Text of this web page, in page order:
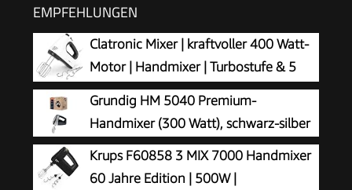
EMPFEHLUNGEN
Clatronic Mixer | kraftvoller 400 Watt-
Motor | Handmixer | Turbostufe & 5
Geschwindigkeitsstufen |
Handrührgerät | spülmaschinengeeignete
Edelstahlquirle und -knethaken | HM 3775
Grundig HM 5040 Premium-
Handmixer (300 Watt), schwarz-silber
Krups F60858 3 MIX 7000 Handmixer
60 Jahre Edition | 500W |